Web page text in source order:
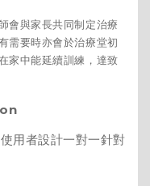
會與家長共同制定治療
需要時亦會於治療堂初
家中能延續訓練，達致
用者設計一對一針對